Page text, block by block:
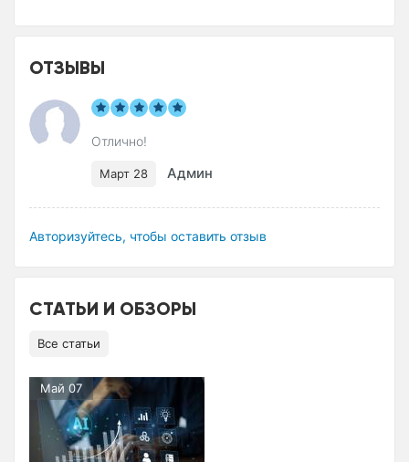
ОТЗЫВЫ
Отлично!
Март 28 Админ
Авторизуйтесь, чтобы оставить отзыв
СТАТЬИ И ОБЗОРЫ
Все статьи
Май 07